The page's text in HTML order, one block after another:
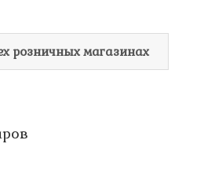
розничных магазинах